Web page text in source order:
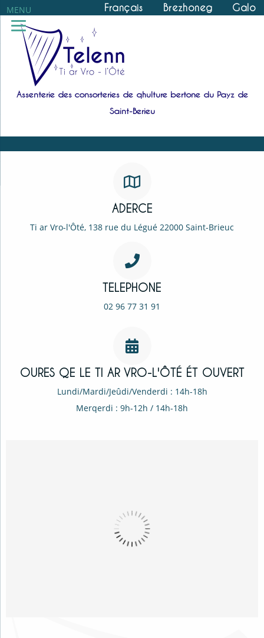
Français Brezhoneg Galo
Assenterie des consorteries de qhulture bertone du Payz de
Saint-Berieu
ADERCE
Ti ar Vro-l'Ôté, 138 rue du Légué 22000 Saint-Brieuc
TELEPHONE
02 96 77 31 91
OURES QE LE TI AR VRO-L'ÔTÉ ÉT OUVERT
Lundi/Mardi/Jeûdi/Venderdi : 14h-18h
Merqerdi : 9h-12h / 14h-18h
MENU